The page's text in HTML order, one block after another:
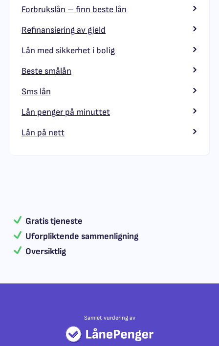
Forbrukslån – finn beste lån
Refinansiering av gjeld
Lån med sikkerhet i bolig
Beste smålån
Sms lån
Lån penger på minuttet
Lån på nett
Gratis tjeneste
Uforpliktende sammenligning
Oversiktlig
Samlet vurdering av